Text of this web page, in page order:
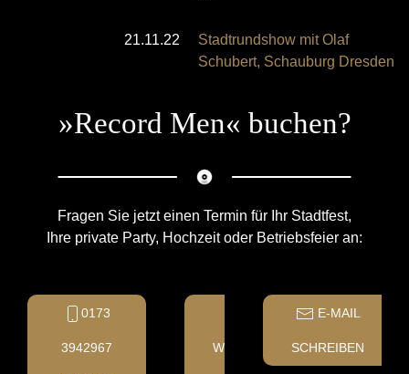
21.11.22
Stadtrundshow mit Olaf
Schubert, Schauburg Dresden
»Record Men« buchen?
Fragen Sie jetzt einen Termin für Ihr Stadtfest,
Ihre private Party, Hochzeit oder Betriebsfeier an:
0173
3942967 WHAT'S
E-MAIL
SCHREIBEN